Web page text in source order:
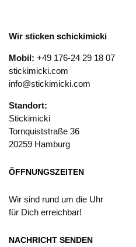
Wir sticken schickimicki
Mobil: +49 176-24 29 18 07
stickimicki.com
info@stickimicki.com
Standort:
Stickimicki
Tornquiststraße 36
20259 Hamburg
ÖFFNUNGSZEITEN
Wir sind rund um die Uhr
für Dich erreichbar!
NACHRICHT SENDEN